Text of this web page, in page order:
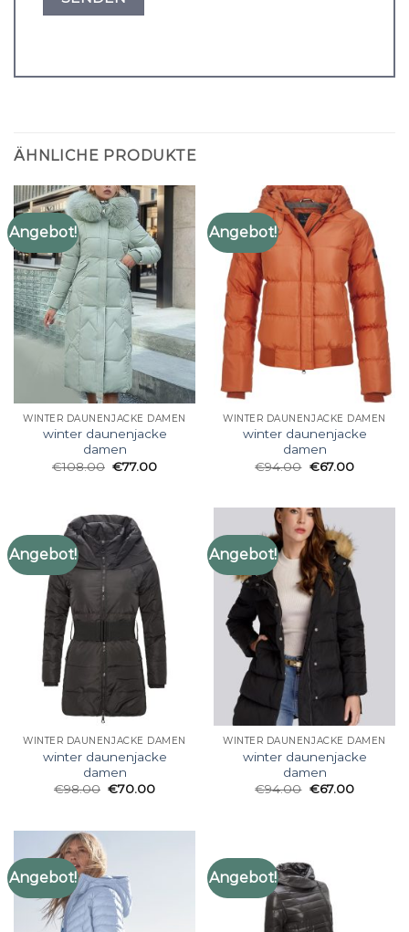
ÄHNLICHE PRODUKTE
Angebot!
WINTER DAUNENJACKE DAMEN
winter daunenjacke
damen
€108.00 €77.00
Angebot!
WINTER DAUNENJACKE DAMEN
winter daunenjacke
damen
€94.00 €67.00
Angebot!
WINTER DAUNENJACKE DAMEN
winter daunenjacke
damen
€98.00 €70.00
Angebot!
WINTER DAUNENJACKE DAMEN
winter daunenjacke
damen
€94.00 €67.00
Angebot! Angebot!